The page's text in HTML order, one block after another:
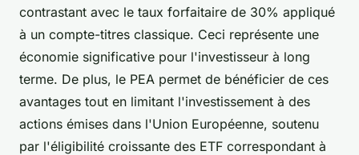
contrastant avec le taux forfaitaire de 30% appliqué
à un compte-titres classique. Ceci représente une
économie significative pour l'investisseur à long
terme. De plus, le PEA permet de bénéficier de ces
avantages tout en limitant l'investissement à des
actions émises dans l'Union Européenne, soutenu
par l'éligibilité croissante des ETF correspondant à